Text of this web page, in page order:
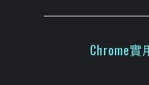
Chrome實